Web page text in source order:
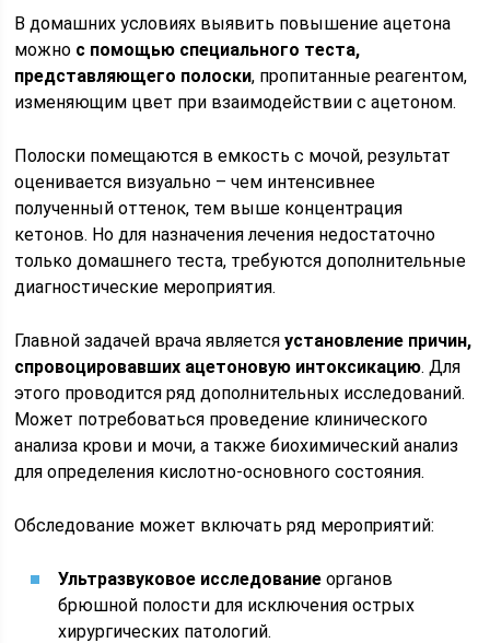
В домашних условиях выявить повышение ацетона
можно с помощью специального теста,
представляющего полоски, пропитанные реагентом,
изменяющим цвет при взаимодействии с ацетоном.
Полоски помещаются в емкость с мочой, результат
оценивается визуально – чем интенсивнее
полученный оттенок, тем выше концентрация
кетонов. Но для назначения лечения недостаточно
только домашнего теста, требуются дополнительные
диагностические мероприятия.
Главной задачей врача являетсяустановление причин,
спровоцировавших ацетоновую интоксикацию. Для
этого проводится ряд дополнительных исследований.
Может потребоваться проведение клинического
анализа крови и мочи, а также биохимический анализ
для определения кислотно-основного состояния.
Обследование может включать ряд мероприятий:
Ультразвуковое исследование органов
брюшной полости для исключения острых
хирургических патологий.